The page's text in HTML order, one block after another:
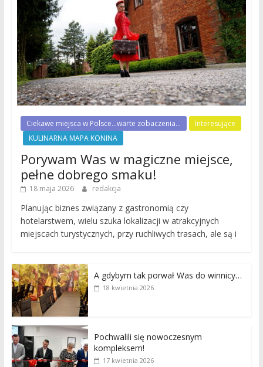
Ciekawe miejsca w Polsce...warte zobaczenia...
Interesujące
KULINARNA MAPA KONINA
Porywam Was w magiczne miejsce,
pełne dobrego smaku!
18 maja 2026 redakcja
Planując biznes związany z gastronomią czy
hotelarstwem, wielu szuka lokalizacji w atrakcyjnych
miejscach turystycznych, przy ruchliwych trasach, ale są i
A gdybym tak porwał Was do winnicy…
18 kwietnia 2026
Pochwalili się nowoczesnym
kompleksem!
17 kwietnia 2026